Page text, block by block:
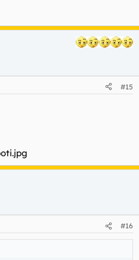
#15
#16